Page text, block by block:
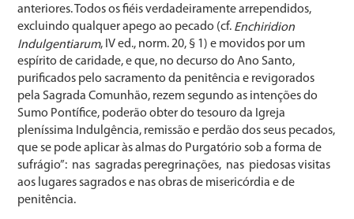
anteriores. Todos os fiéis verdadeiramente arrependidos,
excluindo qualquer apego ao pecado (cf. Enchiridion
Indulgentiarum, IV ed., norm. 20, § 1) e movidos por um
espírito de caridade, e que, no decurso do Ano Santo,
purificados pelo sacramento da penitência e revigorados
pela Sagrada Comunhão, rezem segundo as intenções do
Sumo Pontífice, poderão obter do tesouro da Igreja
pleníssima Indulgência, remissão e perdão dos seus pecados,
que se pode aplicar às almas do Purgatório sob a forma de
sufrágio”: nas sagradas peregrinações, nas piedosas visitas
aos lugares sagrados e nas obras de misericórdia e de
penitência.